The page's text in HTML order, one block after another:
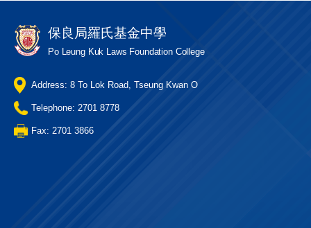
保良局羅氏基金中學
Po Leung Kuk Laws Foundation College
Address: 8 To Lok Road, Tseung Kwan O
Telephone: 2701 8778
Fax: 2701 3866